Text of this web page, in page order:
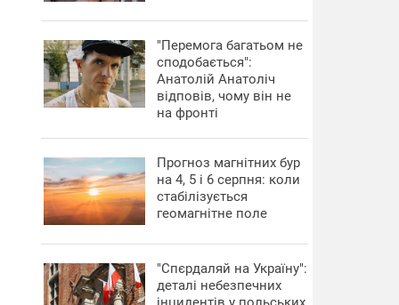
"Перемога багатьом не
сподобається":
Анатолій Анатоліч
відповів, чому він не
на фронті
Прогноз магнітних бур
на 4, 5 і 6 серпня: коли
стабілізується
геомагнітне поле
"Спєрдаляй на Україну":
деталі небезпечних